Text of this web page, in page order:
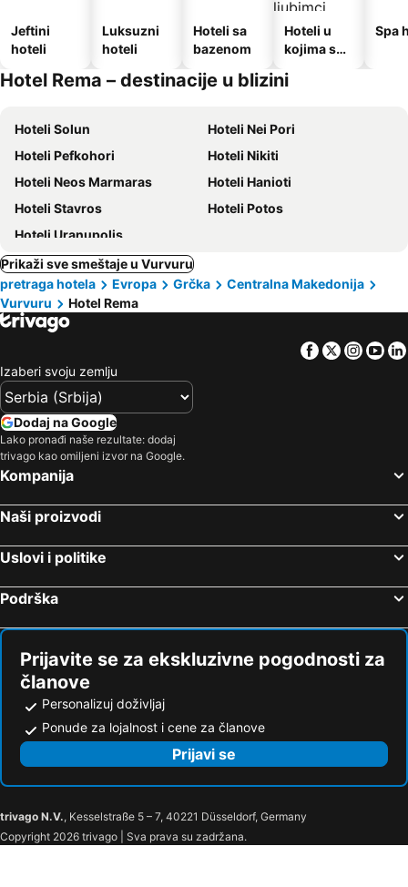
Jeftini
hoteli
Luksuzni
hoteli
Hoteli sa
bazenom
Hoteli u
kojima su
kućni
Spa
Hotel Rema – destinacije u blizini
Hoteli Solun
Hoteli Nei Pori
Hoteli Pefkohori
Hoteli Nikiti
Hoteli Neos Marmaras
Hoteli Hanioti
Hoteli Stavros
Hoteli Potos
Hoteli Uranupolis
Prikaži sve smeštaje u Vurvuru
pretraga hotela
Evropa Grčka
Centralna Makedonija
Vurvuru
Hotel Rema
Facebook
Twitter
Izaberi svoju zemlju
Dodaj na Google
Lako pronađi naše rezultate: dodaj
trivago kao omiljeni izvor na Google.
Kompanija
Naši proizvodi
Uslovi i politike
Podrška
Prijavite se za ekskluzivne pogodnosti za
članove
Personalizuj doživljaj
Ponude za lojalnost i cene za članove
Prijavi se
trivago N.V., Kesselstraße 5 – 7, 40221 Düsseldorf, Germany
Copyright 2026 trivago | Sva prava su zadržana.